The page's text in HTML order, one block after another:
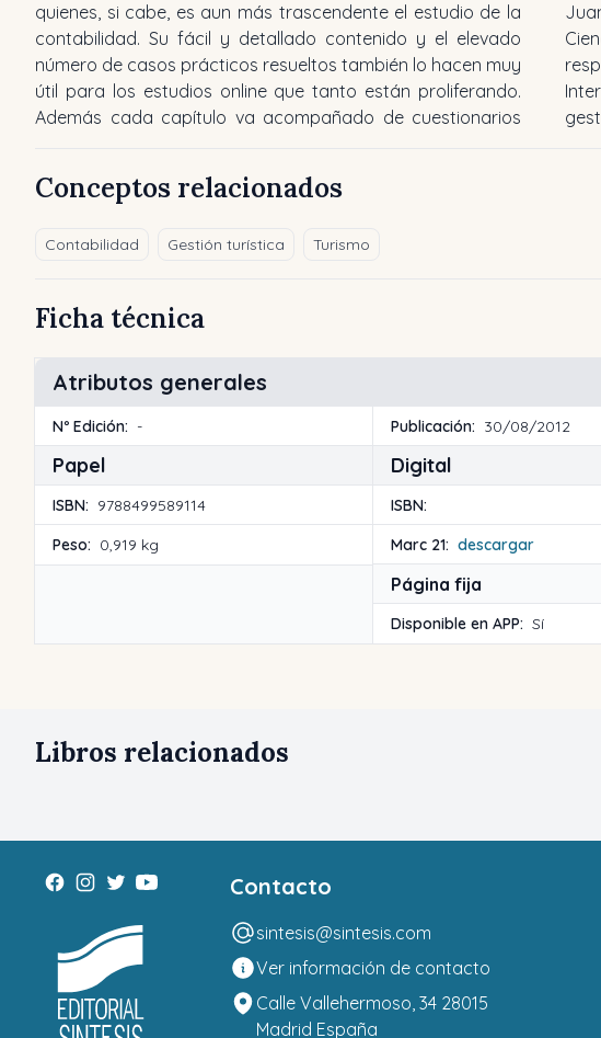
quienes, si cabe, es aun más trascendente el estudio de la
contabilidad. Su fácil y detallado contenido y el elevado
número de casos prácticos resueltos también lo hacen muy
útil para los estudios online que tanto están proliferando.
Además cada capítulo va acompañado de cuestionarios
Conceptos relacionados
Contabilidad Gestión turística Turismo
Ficha técnica
Atributos generales
Nº Edición: - Publicación: 30/08/2012
Papel
ISBN: 9788499589114
Peso: 0,919 kg
Digital
ISBN:
Marc 21: descargar
Página fija
Disponible en APP: Sí
Libros relacionados
Contacto
sintesis@sintesis.com
Ver información de contacto
Calle Vallehermoso, 34 28015
Madrid España